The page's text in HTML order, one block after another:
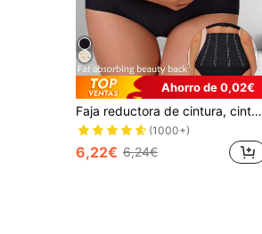
Ahorro de 0,02€
Faja reductora de cintura, cinturón ajustable con panel de malla transpirable
(1000+)
6,22€ 6,24€